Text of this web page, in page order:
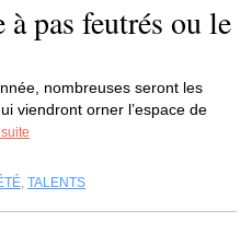
pas feutrés ou le
nombreuses seront les
viendront orner l’espace de
, TALENTS